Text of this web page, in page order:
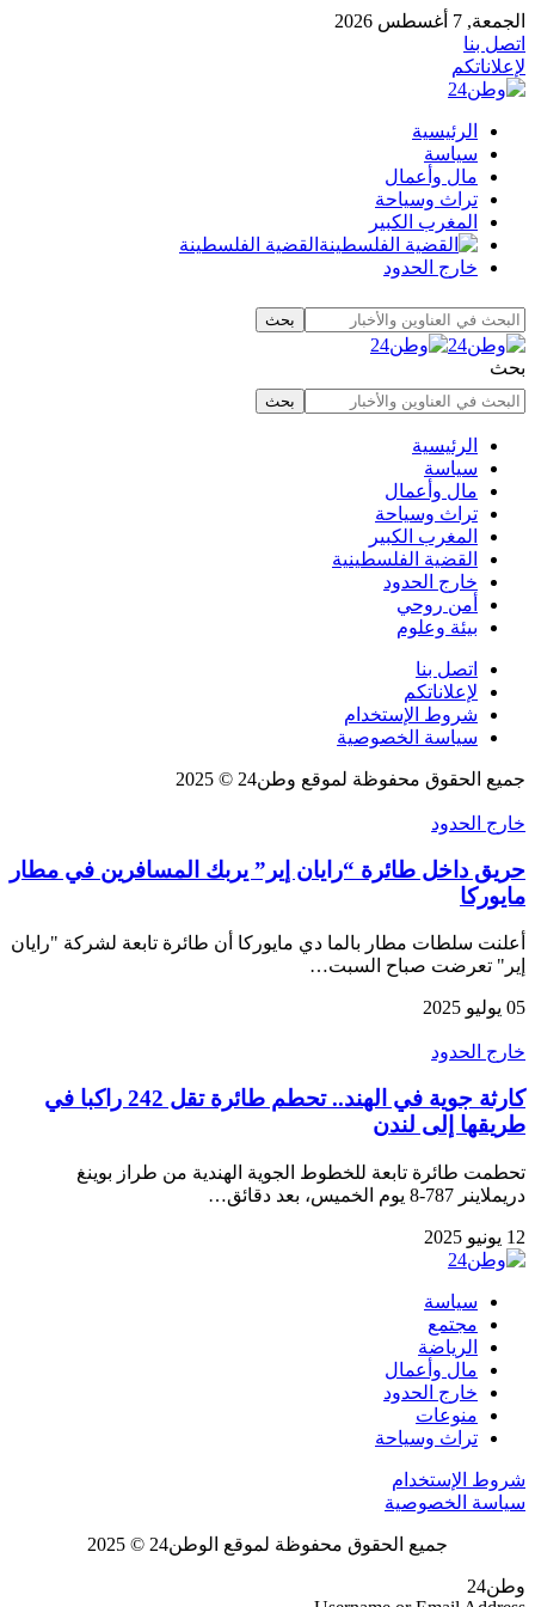
الجمعة, 7 أغسطس 2026
اتصل بنا
لإعلاناتكم
الرئيسية
سياسة
مال وأعمال
تراث وسياحة
المغرب الكبير
القضية الفلسطينة
خارج الحدود
بحث
الرئيسية
سياسة
مال وأعمال
تراث وسياحة
المغرب الكبير
القضية الفلسطينية
خارج الحدود
أمن روحي
بيئة وعلوم
اتصل بنا
لإعلاناتكم
شروط الإستخدام
سياسة الخصوصية
جميع الحقوق محفوظة لموقع وطن24 © 2025
خارج الحدود
حريق داخل طائرة “رايان إير” يربك المسافرين في مطار
مايوركا
أعلنت سلطات مطار بالما دي مايوركا أن طائرة تابعة لشركة "رايان
إير" تعرضت صباح السبت…
05 يوليو 2025
خارج الحدود
كارثة جوية في الهند.. تحطم طائرة تقل 242 راكبا في
طريقها إلى لندن
تحطمت طائرة تابعة للخطوط الجوية الهندية من طراز بوينغ
دريملاينر 787-8 يوم الخميس، بعد دقائق…
12 يونيو 2025
سياسة
مجتمع
الرياضة
مال وأعمال
خارج الحدود
منوعات
تراث وسياحة
شروط الإستخدام
سياسة الخصوصية
جميع الحقوق محفوظة لموقع الوطن24 © 2025
وطن24